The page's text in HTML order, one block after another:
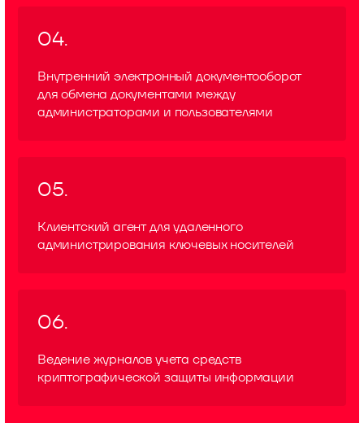
04.
Внутренний электронный документооборот
для обмена документами между
администраторами и пользователями
05.
Клиентский агент для удаленного
администрирования ключевых носителей
06.
Ведение журналов учета средств
криптографической защиты информации